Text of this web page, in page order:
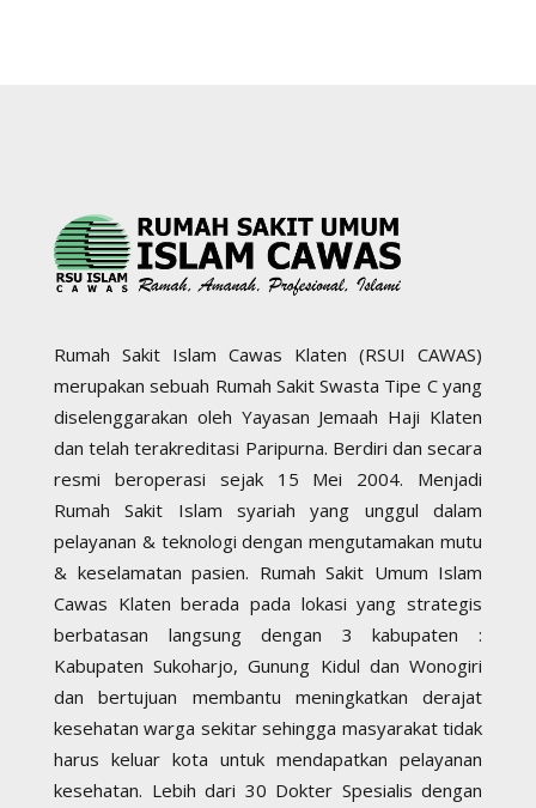
Rumah Sakit Islam Cawas Klaten (RSUI CAWAS)
merupakan sebuah Rumah Sakit Swasta Tipe C yang
diselenggarakan oleh Yayasan Jemaah Haji Klaten
dan telah terakreditasi Paripurna. Berdiri dan secara
resmi beroperasi sejak 15 Mei 2004. Menjadi
Rumah Sakit Islam syariah yang unggul dalam
pelayanan & teknologi dengan mengutamakan mutu
& keselamatan pasien. Rumah Sakit Umum Islam
Cawas Klaten berada pada lokasi yang strategis
berbatasan langsung dengan 3 kabupaten :
Kabupaten Sukoharjo, Gunung Kidul dan Wonogiri
dan bertujuan membantu meningkatkan derajat
kesehatan warga sekitar sehingga masyarakat tidak
harus keluar kota untuk mendapatkan pelayanan
kesehatan. Lebih dari 30 Dokter Spesialis dengan